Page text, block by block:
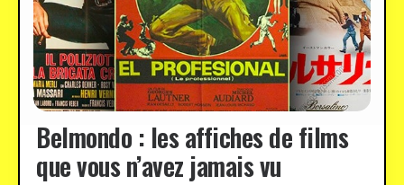
Belmondo : les affiches de films
que vous n’avez jamais vu